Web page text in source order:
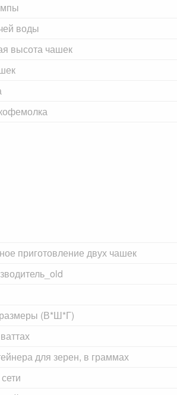
воды
высота чашек
приготовление двух чашек
(В*Ш*Г)
для зерен, в граммах